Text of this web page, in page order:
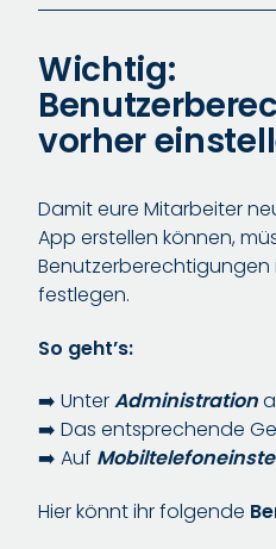
Wichtig:
vorher
Damit eure Mitarbeiter
App erstellen können,
Benutzerberechtigungen
festlegen.
So geht’s:
➡️ UnterAdministration
➡️ Das entsprechende
➡️ Auf
Hier könnt ihr folgende